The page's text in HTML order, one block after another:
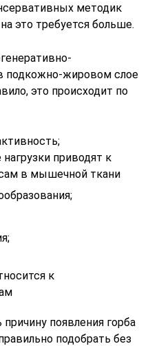
методик
это требуется больше.
подкожно-жировом слое
это происходит по
приводят к
в мышечной ткани
к
появления горба
подобрать без